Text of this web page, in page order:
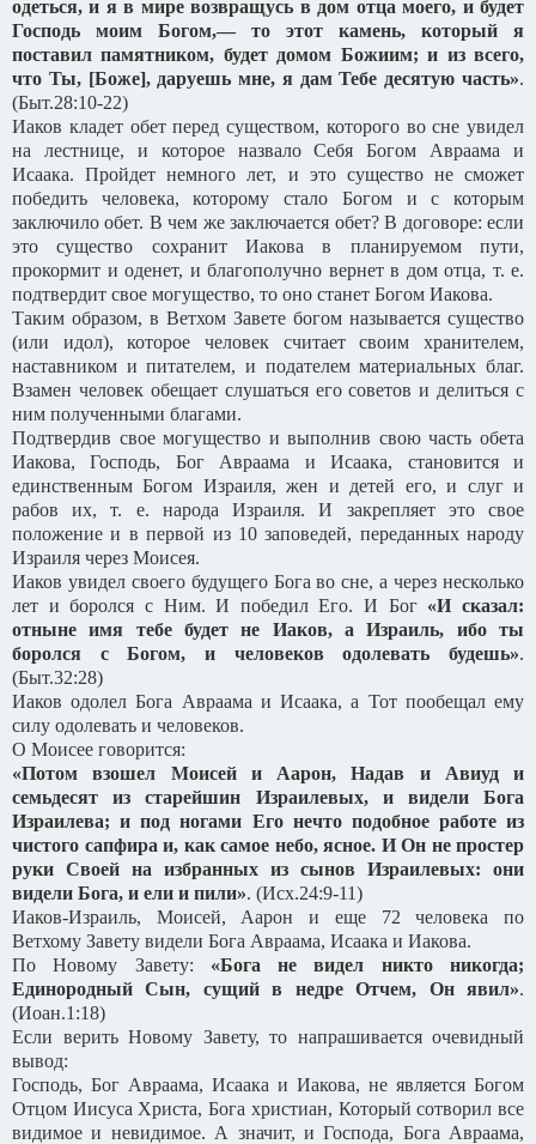
одеться, и я в мире возвращусь в дом отца моего, и будет
Господь моим Богом,— то этот камень, который я
поставил памятником, будет домом Божиим; и из всего,
что Ты, [Боже], даруешь мне, я дам Тебе десятую часть».
(Быт.28:10-22)
Иаков кладет обет перед существом, которого во сне увидел
на лестнице, и которое назвало Себя Богом Авраама и
Исаака. Пройдет немного лет, и это существо не сможет
победить человека, которому стало Богом и с которым
заключило обет. В чем же заключается обет? В договоре: если
это существо сохранит Иакова в планируемом пути,
прокормит и оденет, и благополучно вернет в дом отца, т. е.
подтвердит свое могущество, то оно станет Богом Иакова.
Таким образом, в Ветхом Завете богом называется существо
(или идол), которое человек считает своим хранителем,
наставником и питателем, и подателем материальных благ.
Взамен человек обещает слушаться его советов и делиться с
ним полученными благами.
Подтвердив свое могущество и выполнив свою часть обета
Иакова, Господь, Бог Авраама и Исаака, становится и
единственным Богом Израиля, жен и детей его, и слуг и
рабов их, т. е. народа Израиля. И закрепляет это свое
положение и в первой из 10 заповедей, переданных народу
Израиля через Моисея.
Иаков увидел своего будущего Бога во сне, а через несколько
лет и боролся с Ним. И победил Его. И Бог «И сказал:
отныне имя тебе будет не Иаков, а Израиль, ибо ты
боролся с Богом, и человеков одолевать будешь».
(Быт.32:28)
Иаков одолел Бога Авраама и Исаака, а Тот пообещал ему
силу одолевать и человеков.
О Моисее говорится:
«Потом взошел Моисей и Аарон, Надав и Авиуд и
семьдесят из старейшин Израилевых, и видели Бога
Израилева; и под ногами Его нечто подобное работе из
чистого сапфира и, как самое небо, ясное. И Он не простер
руки Своей на избранных из сынов Израилевых: они
видели Бога, и ели и пили». (Исх.24:9-11)
Иаков-Израиль, Моисей, Аарон и еще 72 человека по
Ветхому Завету видели Бога Авраама, Исаака и Иакова.
По Новому Завету: «Бога не видел никто никогда;
Единородный Сын, сущий в недре Отчем, Он явил».
(Иоан.1:18)
Если верить Новому Завету, то напрашивается очевидный
вывод:
Господь, Бог Авраама, Исаака и Иакова, не является Богом
Отцом Иисуса Христа, Бога христиан, Который сотворил все
видимое и невидимое. А значит, и Господа, Бога Авраама,